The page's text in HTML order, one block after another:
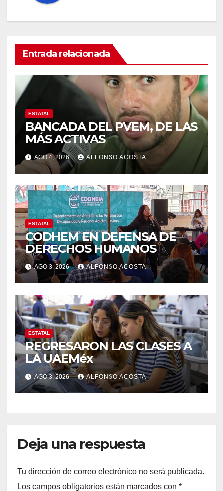
Entrada relacionada
ESTATAL
BANCADA DEL PVEM, DE LAS
MÁS ACTIVAS
AGO 4, 2026 ALFONSO ACOSTA
ESTATAL
CODHEM EN DEFENSA DE
DERECHOS HUMANOS
AGO 3, 2026 ALFONSO ACOSTA
ESTATAL
REGRESARON LAS CLASES A
LA UAEMéx
AGO 3, 2026 ALFONSO ACOSTA
Deja una respuesta
Tu dirección de correo electrónico no será publicada.
Los campos obligatorios están marcados con *